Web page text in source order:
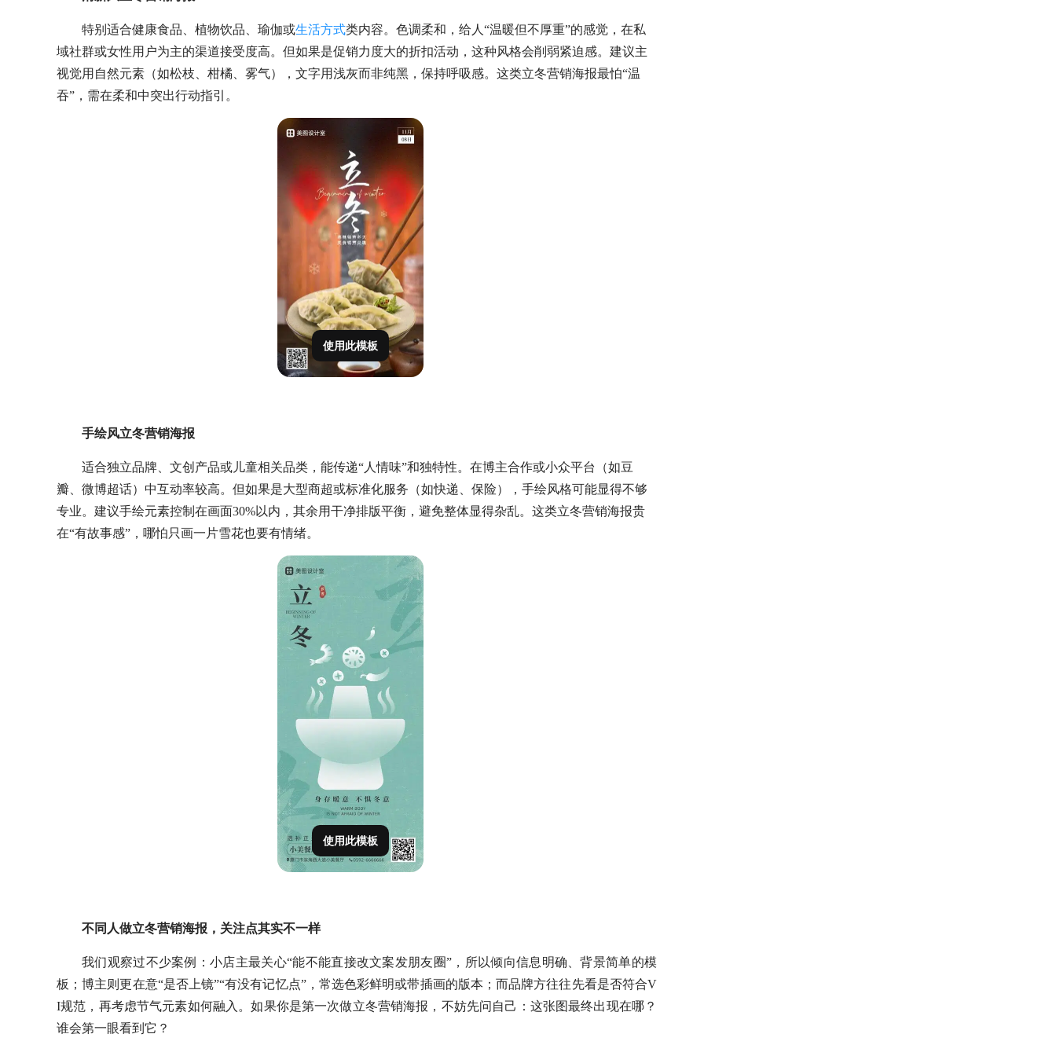
特别适合健康食品、植物饮品、瑜伽或生活方式类内容。色调柔和，给人 “温暖但不厚重”的感觉，在私
域社群或女性用户为主的渠道接受度高。但如果是促销力度大的折扣活动，这种风格会削弱紧迫感。建议主
视觉用自然元素（如松枝、柑橘、雾气），文字用浅灰而非纯黑，保持呼吸感。这类立冬营销海报最怕“温
吞”，需在柔和中突出行动指引。
使用此模板
手绘风立冬营销海报
适合独立品牌、文创产品或儿童相关品类，能传递“人情味”和独特性。在博主合作或小众平台（如豆
瓣、微博超话）中互动率较高。但如果是大型商超或标准化服务（如快递、保险），手绘风格可能显得不够
专业。建议手绘元素控制在画面30%以内，其余用干净排版平衡，避免整体显得杂乱。这类立冬营销海报贵
在“有故事感”，哪怕只画一片雪花也要有情绪。
使用此模板
不同人做立冬营销海报，关注点其实不一样
我们观察过不少案例：小店主最关心“能不能直接改文案发朋友圈”，所以倾向信息明确、背景简单的模
板；博主则更在意“是否上镜”“有没有记忆点”，常选色彩鲜明或带插画的版本；而品牌方往往先看是否符合V
I规范，再考虑节气元素如何融入。如果你是第一次做立冬营销海报，不妨先问自己：这张图最终出现在哪？
谁会第一眼看到它？